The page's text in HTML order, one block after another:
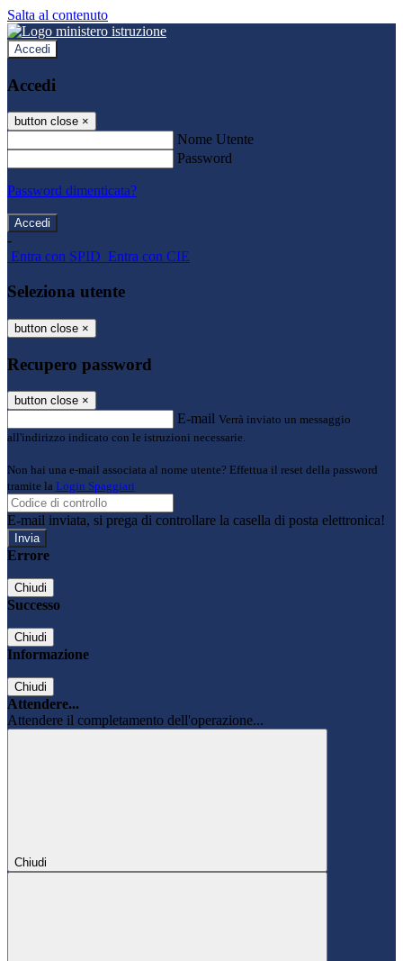
Salta al contenuto
Accedi
Accedi
button close ×
Nome Utente
Password
Password dimenticata?
-
Entra con SPID Entra con CIE
Seleziona utente
button close ×
Recupero password
button close ×
E-mail Verrà inviato un messaggio
all'indirizzo indicato con le istruzioni necessarie.
Non hai una e-mail associata al nome utente? Effettua il reset della password
tramite la Login Spaggiari
E-mail inviata, si prega di controllare la casella di posta elettronica!
Errore
Chiudi
Successo
Chiudi
Informazione
Chiudi
Attendere...
Attendere il completamento dell'operazione...
Chiudi